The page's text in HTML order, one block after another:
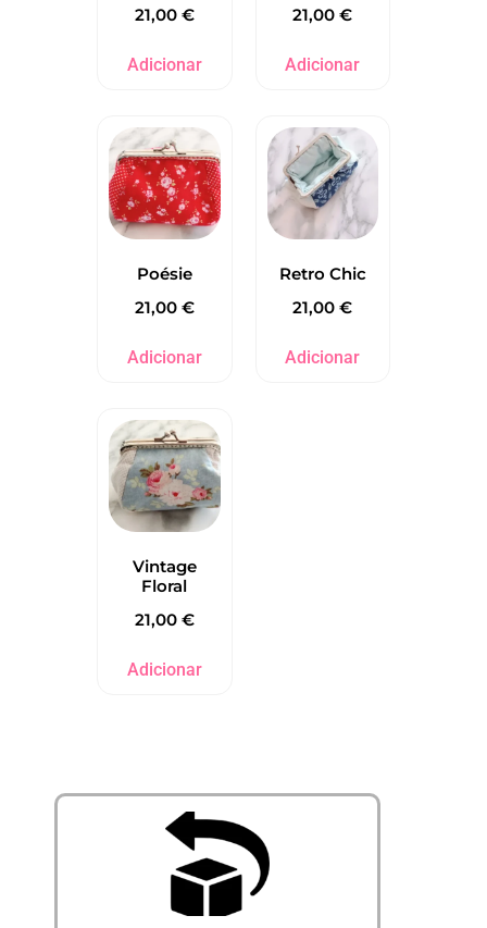
21,00 €
Adicionar
21,00€
Adicionar
Poésie
21,00 €
Adicionar
Retro Chic
21,00€
Adicionar
Vintage
Floral
21,00 €
Adicionar